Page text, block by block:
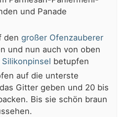
und Panade
den großer Ofenzauberer
und nun auch von oben
Silikonpinsel betupfen
auf die unterste
Gitter geben und 20 bis
Bis sie schön braun